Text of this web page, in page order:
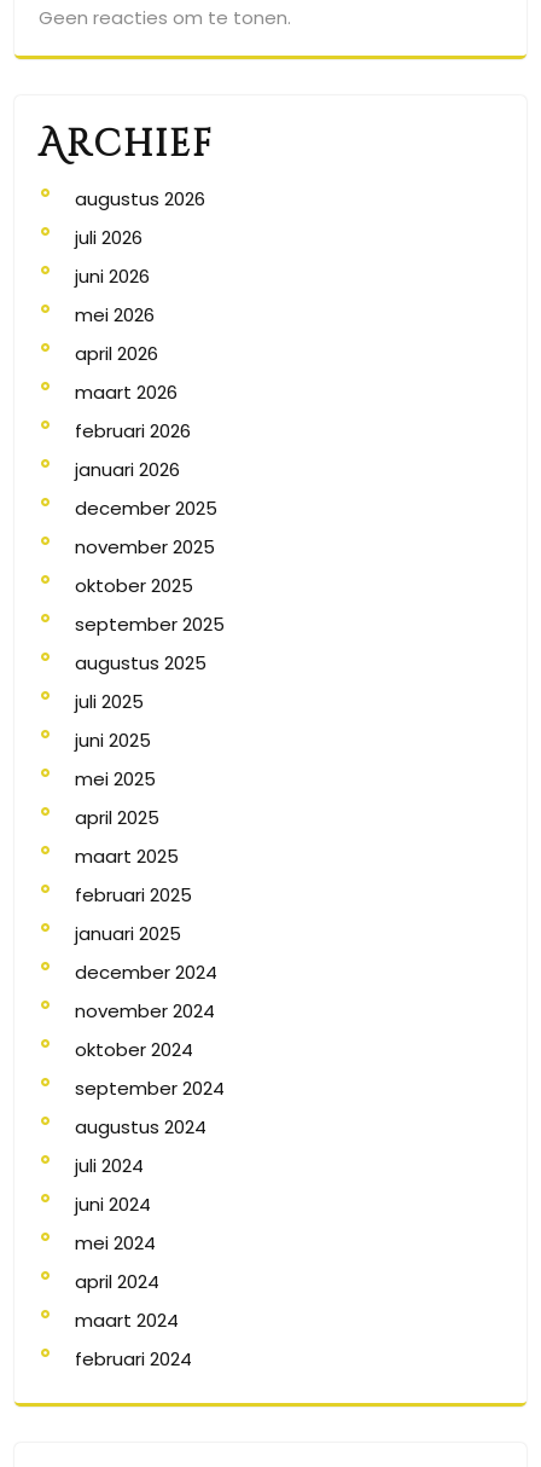
Geen reacties om te tonen.
Archief
augustus 2026
juli 2026
juni 2026
mei 2026
april 2026
maart 2026
februari 2026
januari 2026
december 2025
november 2025
oktober 2025
september 2025
augustus 2025
juli 2025
juni 2025
mei 2025
april 2025
maart 2025
februari 2025
januari 2025
december 2024
november 2024
oktober 2024
september 2024
augustus 2024
juli 2024
juni 2024
mei 2024
april 2024
maart 2024
februari 2024